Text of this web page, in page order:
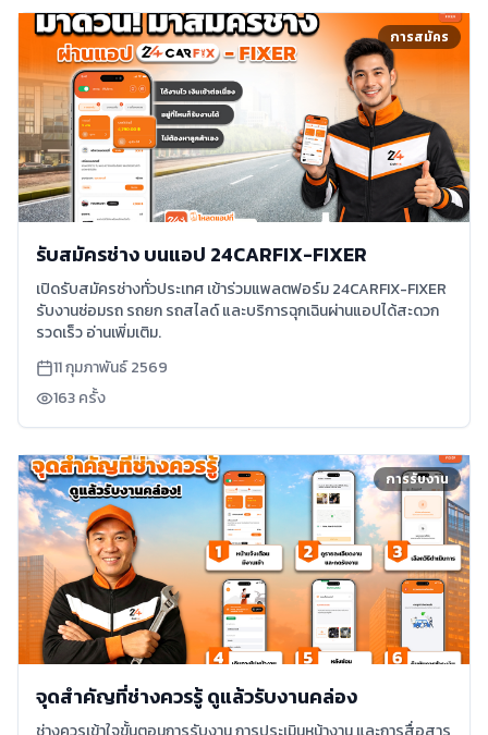
การสมัคร
รับสมัครช่าง บนแอป 24CARFIX-FIXER
เปิดรับสมัครช่างทั่วประเทศ เข้าร่วมแพลตฟอร์ม 24CARFIX-FIXER
รับงานซ่อมรถ รถยก รถสไลด์ และบริการฉุกเฉินผ่านแอปได้สะดวก
รวดเร็ว อ่านเพิ่มเติม.
11 กุมภาพันธ์ 2569
163ครั้ง
การรับงาน
จุดสำคัญที่ช่างควรรู้ ดูแล้วรับงานคล่อง